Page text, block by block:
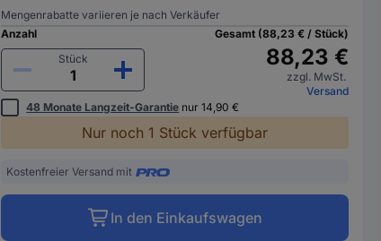
Mengenrabatte variieren je nach Verkäufer
Anzahl
Stück
Gesamt (88,23 € / Stück)
88,23 €
zzgl. MwSt.
Versand
48 Monate Langzeit-Garantie nur 14,90 €
Nur noch 1 Stück verfügbar
Kostenfreier Versand mit
In den Einkaufswagen